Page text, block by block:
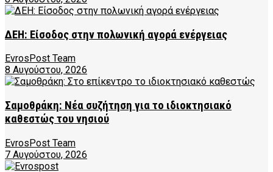
ΔΕΗ: Είσοδος στην πολωνική αγορά ενέργειας
EvrosPost Team
8 Αυγούστου, 2026
Σαμοθράκη: Νέα συζήτηση για το ιδιοκτησιακό
καθεστώς του νησιού
EvrosPost Team
7 Αυγούστου, 2026